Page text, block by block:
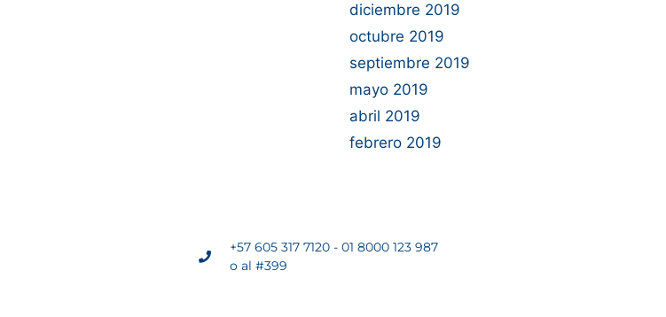
diciembre 2019
octubre 2019
septiembre 2019
mayo 2019
abril 2019
febrero 2019
+57 605 317 7120 - 01 8000 123 987
o al #399